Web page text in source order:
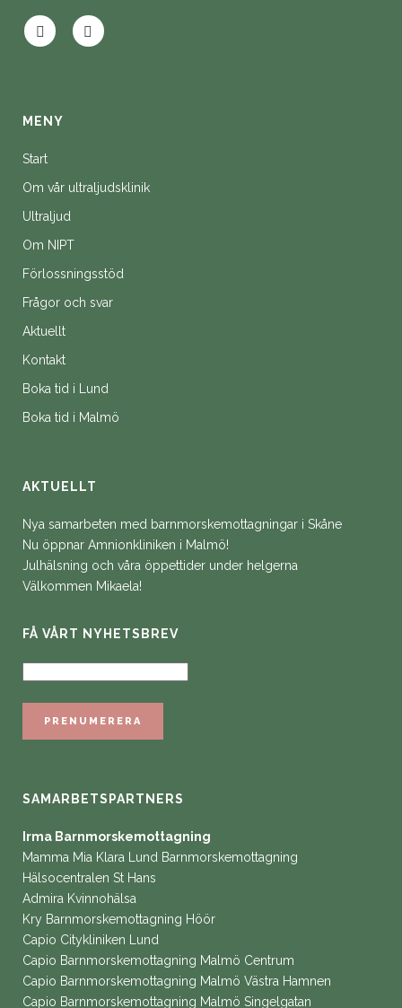
MENY
Start
Om vår ultraljudsklinik
Ultraljud
Om NIPT
Förlossningsstöd
Frågor och svar
Aktuellt
Kontakt
Boka tid i Lund
Boka tid i Malmö
AKTUELLT
Nya samarbeten med barnmorskemottagningar i Skåne
Nu öppnar Amnionkliniken i Malmö!
Julhälsning och våra öppettider under helgerna
Välkommen Mikaela!
FÅ VÅRT NYHETSBREV
SAMARBETSPARTNERS
Irma Barnmorskemottagning
Mamma Mia Klara Lund Barnmorskemottagning
Hälsocentralen St Hans
Admira Kvinnohälsa
Kry Barnmorskemottagning Höör
Capio Citykliniken Lund
Capio Barnmorskemottagning Malmö Centrum
Capio Barnmorskemottagning Malmö Västra Hamnen
Capio Barnmorskemottagning Malmö Singelgatan